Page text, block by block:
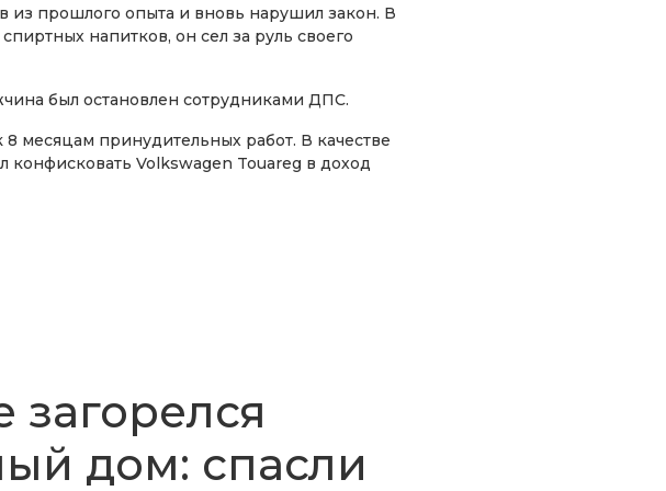
из прошлого опыта и вновь нарушил закон. В
напитков, он сел за руль своего
был остановлен сотрудниками ДПС.
месяцам принудительных работ. В качестве
конфисковать Volkswagen Touareg в доход
дом: спасли